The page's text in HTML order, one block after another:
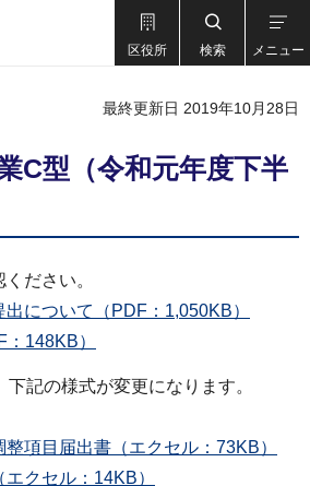
区役所 検索 メニュー
最終更新日 2019年10月28日
C型（令和元年度下半
ださい。
について（PDF：1,050KB）
148KB）
下記の様式が変更になります。
項目届出書（エクセル：73KB）
クセル：14KB）